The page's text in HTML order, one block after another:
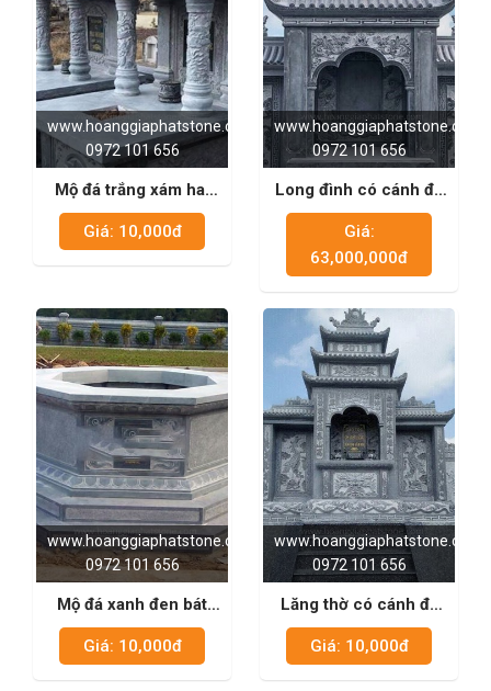
www.hoanggiaphatstone.com
0972 101 656
Mộ đá trắng xám hai
mái 04
Giá: 10,000đ
www.hoanggiaphatstone.com
0972 101 656
Long đình có cánh đá
xanh rêu 05
Giá:
63,000,000đ
www.hoanggiaphatstone.com
0972 101 656
Mộ đá xanh đen bát
giác 01
Giá: 10,000đ
www.hoanggiaphatstone.com
0972 101 656
Lăng thờ có cánh đá
xanh rêu 06
Giá: 10,000đ